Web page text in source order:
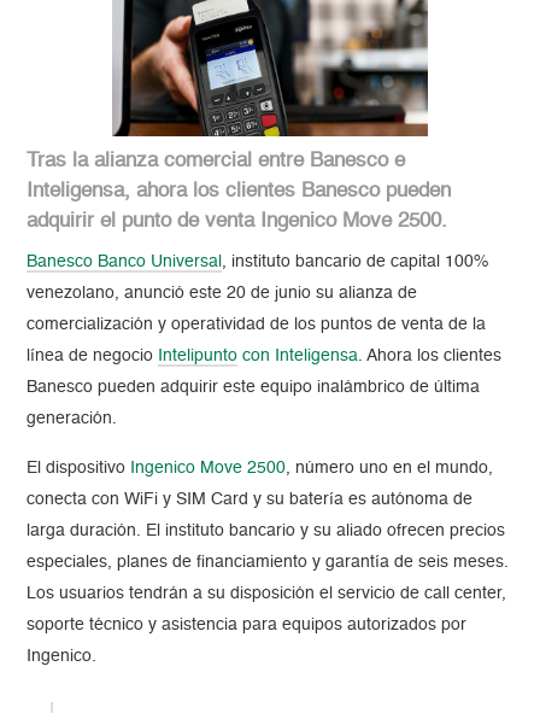
Tras la alianza comercial entre Banesco e
Inteligensa, ahora los clientes Banesco pueden
adquirir el punto de venta Ingenico Move 2500.
Banesco Banco Universal , instituto bancario de capital 100%
venezolano, anunció este 20 de junio su alianza de
comercialización y operatividad de los puntos de venta de la
línea de negocio Intelipunto con Inteligensa. Ahora los clientes
Banesco pueden adquirir este equipo inalámbrico de última
generación.
El dispositivo Ingenico Move 2500, número uno en el mundo,
conecta con WiFi y SIM Card y su batería es autónoma de
larga duración. El instituto bancario y su aliado ofrecen precios
especiales, planes de financiamiento y garantía de seis meses.
Los usuarios tendrán a su disposición el servicio de call center,
soporte técnico y asistencia para equipos autorizados por
Ingenico.